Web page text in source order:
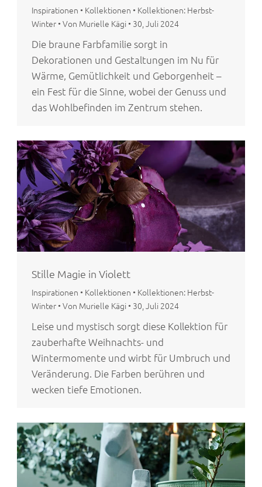
Inspirationen • Kollektionen • Kollektionen: Herbst-
Winter •Von Murielle Kägi • 30, Juli 2024
Die braune Farbfamilie sorgt in
Dekorationen und Gestaltungen im Nu für
Wärme, Gemütlichkeit und Geborgenheit –
ein Fest für die Sinne, wobei der Genuss und
das Wohlbefinden im Zentrum stehen.
Stille Magie in Violett
Inspirationen • Kollektionen • Kollektionen: Herbst-
Winter •Von Murielle Kägi • 30, Juli 2024
Leise und mystisch sorgt diese Kollektion für
zauberhafte Weihnachts- und
Wintermomente und wirbt für Umbruch und
Veränderung. Die Farben berühren und
wecken tiefe Emotionen.